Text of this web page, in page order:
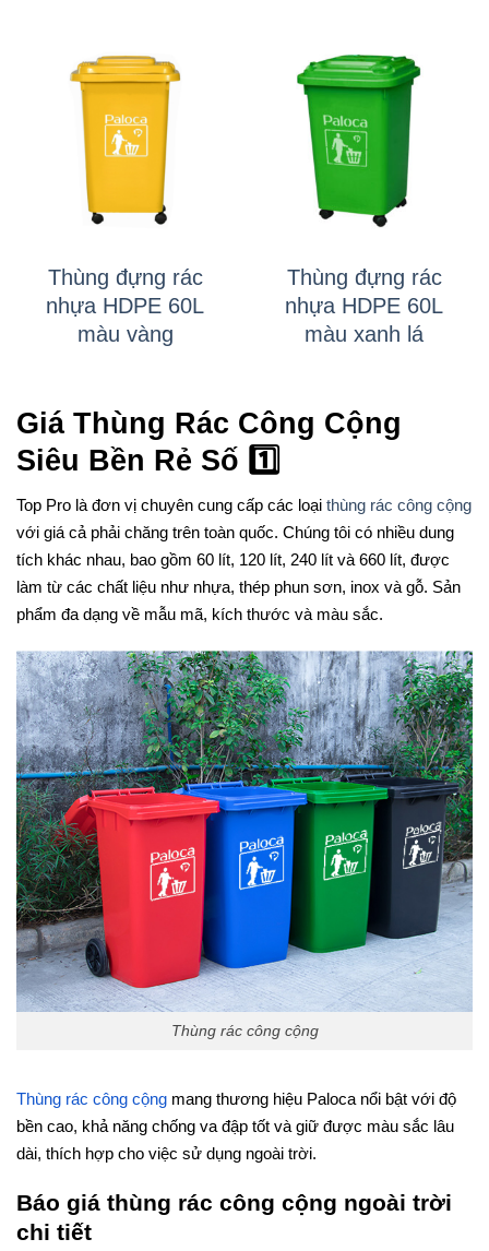
Thùng đựng rác
nhựa HDPE 60L
màu vàng
Thùng đựng rác
nhựa HDPE 60L
màu xanh lá
Giá Thùng Rác Công Cộng
Siêu Bền Rẻ Số 1️⃣
Top Pro là đơn vị chuyên cung cấp các loại thùng rác công cộng
với giá cả phải chăng trên toàn quốc. Chúng tôi có nhiều dung
tích khác nhau, bao gồm 60 lít, 120 lít, 240 lít và 660 lít, được
làm từ các chất liệu như nhựa, thép phun sơn, inox và gỗ. Sản
phẩm đa dạng về mẫu mã, kích thước và màu sắc.
Thùng rác công cộng
Thùng rác công cộng mang thương hiệu Paloca nổi bật với độ
bền cao, khả năng chống va đập tốt và giữ được màu sắc lâu
dài, thích hợp cho việc sử dụng ngoài trời.
Báo giá thùng rác công cộng ngoài trời
chi tiết